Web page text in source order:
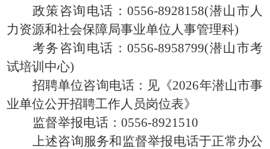
政策咨询电话：0556-8928158(潜山市人
力资源和社会保障局事业单位人事管理科)
考务咨询电话：0556-8958799(潜山市考
试培训中心)
招聘单位咨询电话：见《2026年潜山市事
业单位公开招聘工作人员岗位表》
监督举报电话：0556-8921510
上述咨询服务和监督举报电话于正常办公